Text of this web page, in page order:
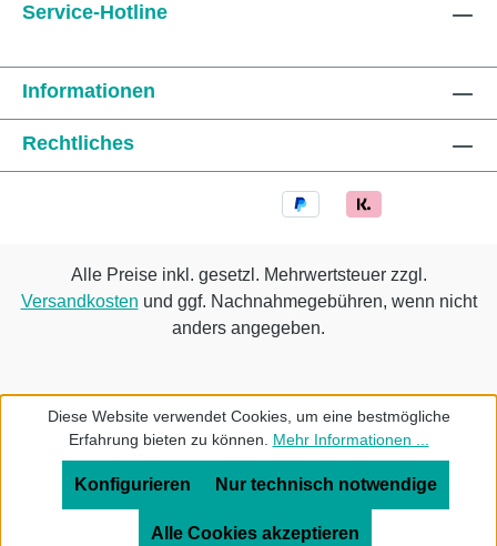
Service-Hotline
Informationen
Rechtliches
Alle Preise inkl. gesetzl. Mehrwertsteuer zzgl.
Versandkosten und ggf. Nachnahmegebühren, wenn nicht
anders angegeben.
Diese Website verwendet Cookies, um eine bestmögliche
Erfahrung bieten zu können. Mehr Informationen ...
Nur technisch notwendige
Konfigurieren
Alle Cookies akzeptieren